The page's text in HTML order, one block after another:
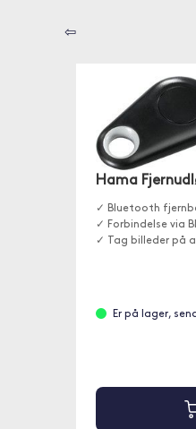
⇦
Hama
✓ Bluetooth
✓ Forbindelse via
✓ Tag billeder på
Er på lager,